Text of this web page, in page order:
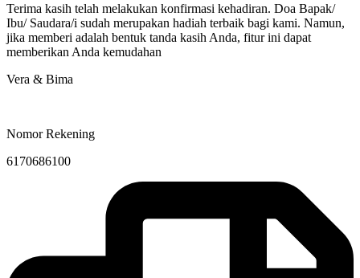
Terima kasih telah melakukan konfirmasi kehadiran. Doa Bapak/
Ibu/ Saudara/i sudah merupakan hadiah terbaik bagi kami. Namun,
jika memberi adalah bentuk tanda kasih Anda, fitur ini dapat
memberikan Anda kemudahan
Vera & Bima
Nomor Rekening
6170686100